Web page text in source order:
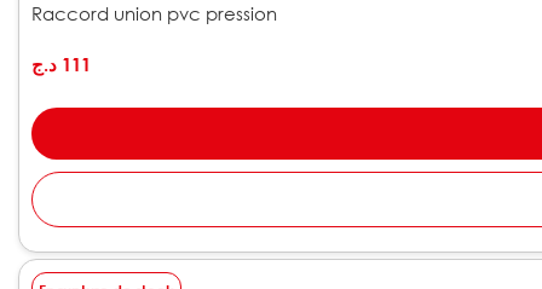
Raccord union pvc pression
111 د.ج